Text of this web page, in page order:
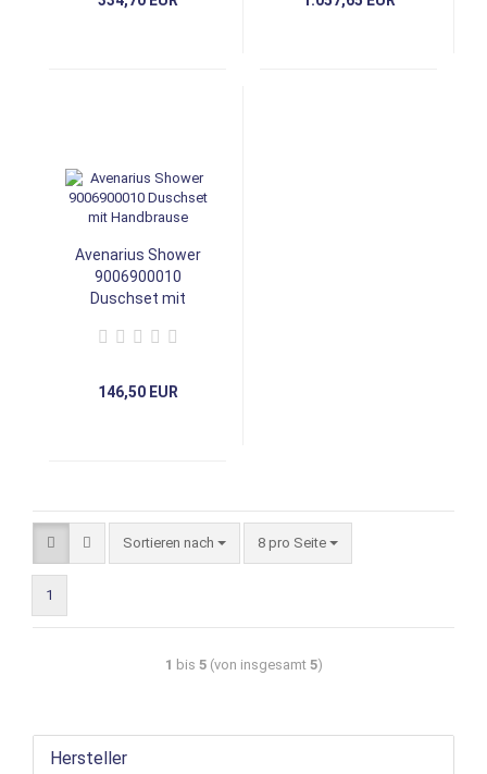
Avenarius Shower
9006900010
Duschset mit
146,50 EUR
Sortieren nach 8 pro Seite
1
1 bis 5(von insgesamt 5)
Hersteller